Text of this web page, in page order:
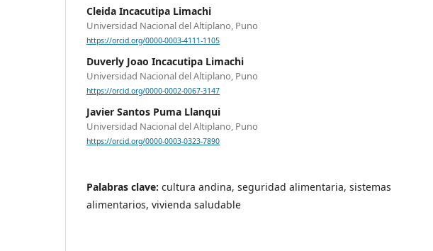
Cleida Incacutipa Limachi
Universidad Nacional del Altiplano, Puno
https://orcid.org/0000-0003-4111-1105
Duverly Joao Incacutipa Limachi
Universidad Nacional del Altiplano, Puno
https://orcid.org/0000-0002-0067-3147
Javier Santos Puma Llanqui
Universidad Nacional del Altiplano, Puno
https://orcid.org/0000-0003-0323-7890
Palabras clave: cultura andina, seguridad alimentaria, sistemas
alimentarios, vivienda saludable